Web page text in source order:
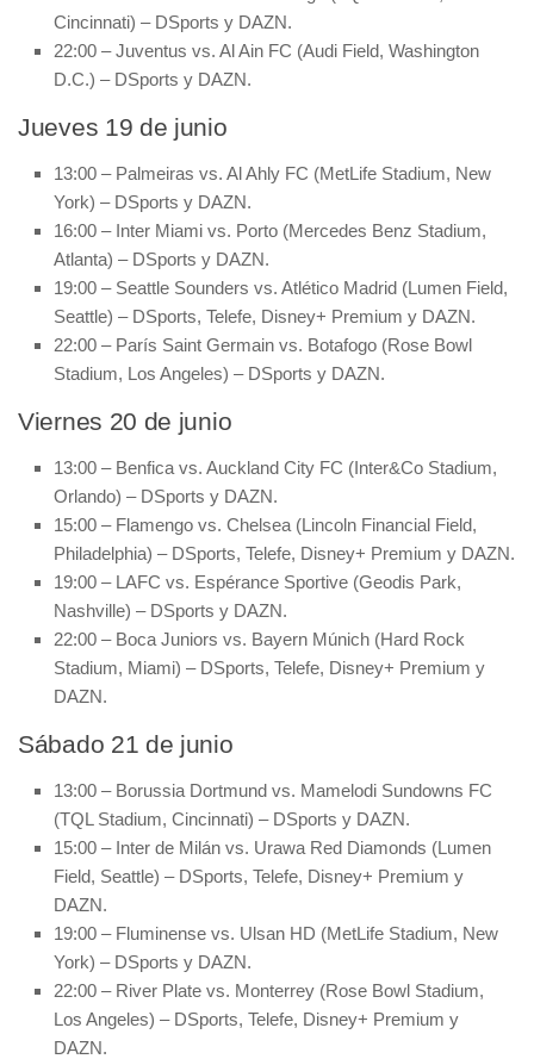
Cincinnati) – DSports y DAZN.
22:00 – Juventus vs. Al Ain FC (Audi Field, Washington
D.C.) – DSports y DAZN.
Jueves 19 de junio
13:00 – Palmeiras vs. Al Ahly FC (MetLife Stadium, New
York) – DSports y DAZN.
16:00 – Inter Miami vs. Porto (Mercedes Benz Stadium,
Atlanta) – DSports y DAZN.
19:00 – Seattle Sounders vs. Atlético Madrid (Lumen Field,
Seattle) – DSports, Telefe, Disney+ Premium y DAZN.
22:00 – París Saint Germain vs. Botafogo (Rose Bowl
Stadium, Los Angeles) – DSports y DAZN.
Viernes 20 de junio
13:00 – Benfica vs. Auckland City FC (Inter&Co Stadium,
Orlando) – DSports y DAZN.
15:00 – Flamengo vs. Chelsea (Lincoln Financial Field,
Philadelphia) – DSports, Telefe, Disney+ Premium y DAZN.
19:00 – LAFC vs. Espérance Sportive (Geodis Park,
Nashville) – DSports y DAZN.
22:00 – Boca Juniors vs. Bayern Múnich (Hard Rock
Stadium, Miami) – DSports, Telefe, Disney+ Premium y
DAZN.
Sábado 21 de junio
13:00 – Borussia Dortmund vs. Mamelodi Sundowns FC
(TQL Stadium, Cincinnati) – DSports y DAZN.
15:00 – Inter de Milán vs. Urawa Red Diamonds (Lumen
Field, Seattle) – DSports, Telefe, Disney+ Premium y
DAZN.
19:00 – Fluminense vs. Ulsan HD (MetLife Stadium, New
York) – DSports y DAZN.
22:00 – River Plate vs. Monterrey (Rose Bowl Stadium,
Los Angeles) – DSports, Telefe, Disney+ Premium y
DAZN.